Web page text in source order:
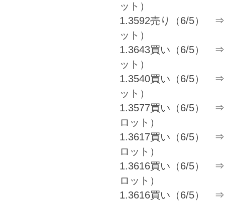
ット）
1.3592売り（6/5） ⇒
ット）
1.3643買い（6/5） ⇒
ット）
1.3540買い（6/5） ⇒
ット）
1.3577買い（6/5） ⇒
ロット）
1.3617買い（6/5） ⇒
ロット）
1.3616買い（6/5） ⇒
ロット）
1.3616買い（6/5） ⇒